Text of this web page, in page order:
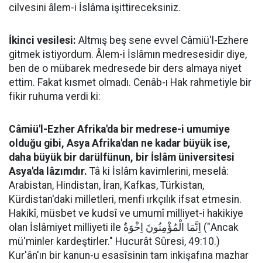
cilvesini âlem-i İslâma işittireceksiniz.
İkinci vesilesi: Altmış beş sene evvel Câmiü'l-Ezhere
gitmek istiyordum. Âlem-i İslâmın medresesidir diye,
ben de o mübarek medresede bir ders almaya niyet
ettim. Fakat kısmet olmadı. Cenâb-ı Hak rahmetiyle bir
fikir ruhuma verdi ki:
Câmiü'l-Ezher Afrika'da bir medrese-i umumiye
olduğu gibi, Asya Afrika'dan ne kadar büyük ise,
daha büyük bir darülfünun, bir İslâm üniversitesi
Asya'da lâzımdır. Tâ ki İslâm kavimlerini, meselâ:
Arabistan, Hindistan, İran, Kafkas, Türkistan,
Kürdistan'daki milletleri, menfi ırkçılık ifsat etmesin.
Hakikî, müsbet ve kudsî ve umumî milliyet-i hakikiye
olan İslâmiyet milliyeti ile اِنَّمَا الْمُؤْمِنُونَ اِخْوَةٌ ("Ancak
mü'minler kardeştirler." Hucurât Sûresi, 49:10.)
Kur'ân'ın bir kanun-u esasîsinin tam inkişafına mazhar